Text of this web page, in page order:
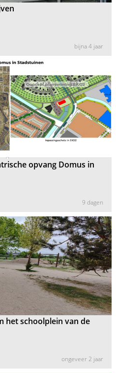
bijna 4 jaar
opvang Domus in
9 dagen
het schoolplein van de
ongeveer 2 jaar